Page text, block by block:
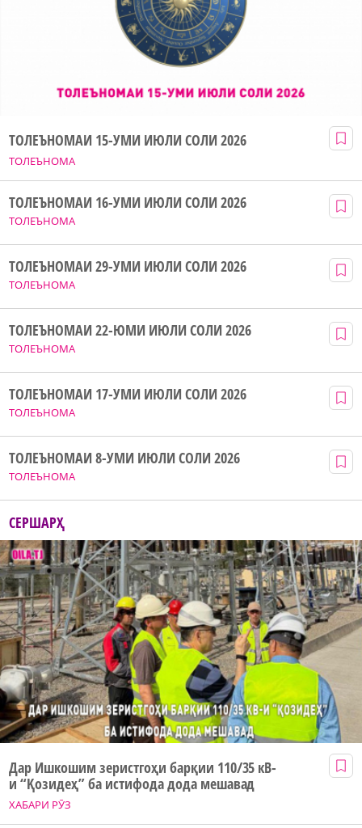
ТОЛЕЪНОМА
ТОЛЕЪНОМАИ 15-УМИ ИЮЛИ СОЛИ 2026
ТОЛЕЪНОМА
ТОЛЕЪНОМАИ 16-УМИ ИЮЛИ СОЛИ 2026
ТОЛЕЪНОМА
ТОЛЕЪНОМАИ 29-УМИ ИЮЛИ СОЛИ 2026
ТОЛЕЪНОМА
ТОЛЕЪНОМАИ 22-ЮМИ ИЮЛИ СОЛИ 2026
ТОЛЕЪНОМА
ТОЛЕЪНОМАИ 17-УМИ ИЮЛИ СОЛИ 2026
ТОЛЕЪНОМА
ТОЛЕЪНОМАИ 8-УМИ ИЮЛИ СОЛИ 2026
СЕРШАРҲ
ХАБАРИ РӮЗ
Дар Ишкошим зеристгоҳи барқии 110/35 кВ-
и “Қозидеҳ” ба истифода дода мешавад